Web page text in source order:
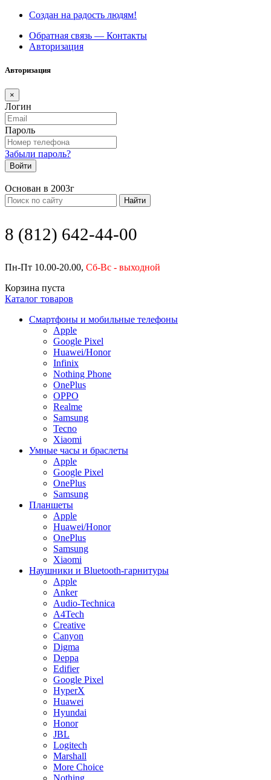
Создан на радость людям!
Обратная связь — Контакты
Авторизация
Авторизация
×
Логин
Пароль
Забыли пароль?
Войти
Основан в 2003г
Найти
8 (812) 642-44-00
Пн-Пт 10.00-20.00, Сб-Вс - выходной
Корзина пуста
Каталог товаров
Смартфоны и мобильные телефоны
Apple
Google Pixel
Huawei/Honor
Infinix
Nothing Phone
OnePlus
OPPO
Realme
Samsung
Tecno
Xiaomi
Умные часы и браслеты
Apple
Google Pixel
OnePlus
Samsung
Планшеты
Apple
Huawei/Honor
OnePlus
Samsung
Xiaomi
Наушники и Bluetooth-гарнитуры
Apple
Anker
Audio-Technica
A4Tech
Creative
Canyon
Digma
Deppa
Edifier
Google Pixel
HyperX
Huawei
Hyundai
Honor
JBL
Logitech
Marshall
More Choice